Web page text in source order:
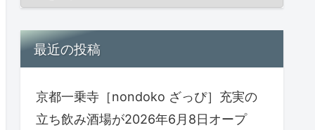
最近の投稿
京都一乗寺［nondoko ざっぴ］充実の
立ち飲み酒場が2026年6月8日オープ